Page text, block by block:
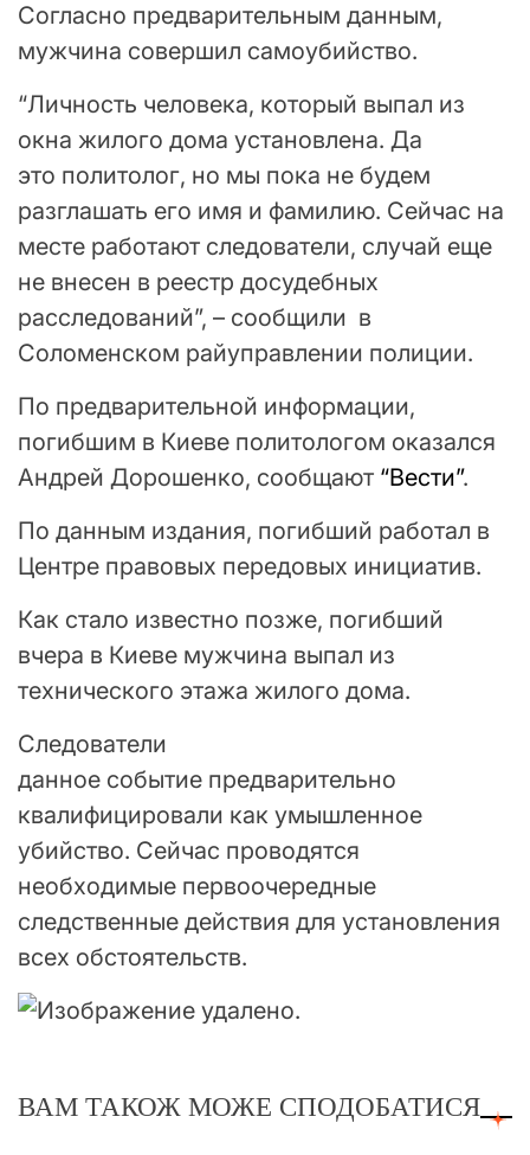
Согласно предварительным данным,
мужчина совершил самоубийство.
“Личность человека, который выпал из
окна жилого дома установлена. Да
это политолог, но мы пока не будем
разглашать его имя и фамилию. Сейчас на
месте работают следователи, случай еще
не внесен в реестр досудебных
расследований”, – сообщили в
Соломенском райуправлении полиции.
По предварительной информации,
погибшим в Киеве политологом оказался
Андрей Дорошенко, сообщают “Вести”.
По данным издания, погибший работал в
Центре правовых передовых инициатив.
Как стало известно позже, погибший
вчера в Киеве мужчина выпал из
технического этажа жилого дома.
Следователи
данное событие предварительно
квалифицировали как умышленное
убийство. Сейчас проводятся
необходимые первоочередные
следственные действия для установления
всех обстоятельств.
ВАМ ТАКОЖ МОЖЕ СПОДОБАТИСЯ